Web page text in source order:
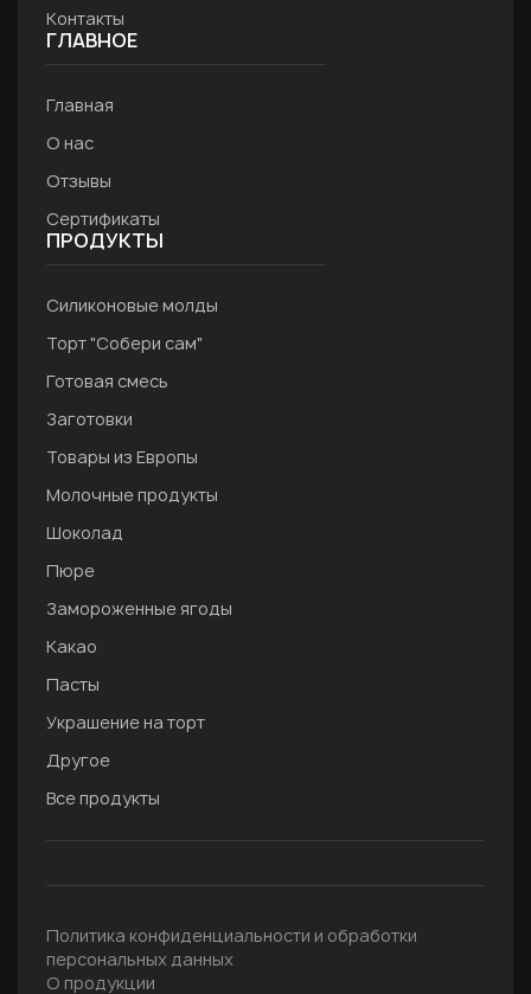
Контакты
ГЛАВНОЕ
Главная
О нас
Отзывы
Сертификаты
ПРОДУКТЫ
Силиконовые молды
Торт "Собери сам"
Готовая смесь
Заготовки
Товары из Европы
Молочные продукты
Шоколад
Пюре
Замороженные ягоды
Какао
Пасты
Украшение на торт
Другое
Все продукты
Политика конфиденциальности и обработки
персональных данных
О продукции